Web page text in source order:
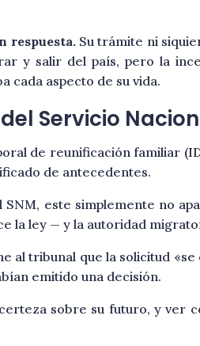
respuesta.Su trámite ni
y salir del país, pero la
cada aspecto de su vida.
Servicio
de reunificación familiar
de antecedentes.
este simplemente no
la ley — y la autoridad
al tribunal que la solicitud
emitido una decisión.
sobre su futuro, y ver